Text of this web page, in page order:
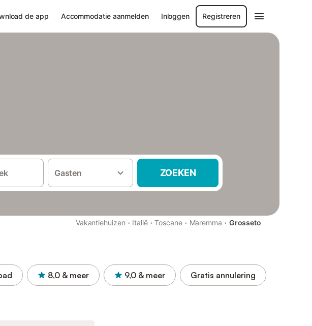
de app Accommodatie aanmelden Inloggen Registreren
Gasten ZOEKEN
Vakantiehuizen · Italië · Toscane · Maremma · Grosseto
8,0 & meer 9,0 & meer Gratis annulering